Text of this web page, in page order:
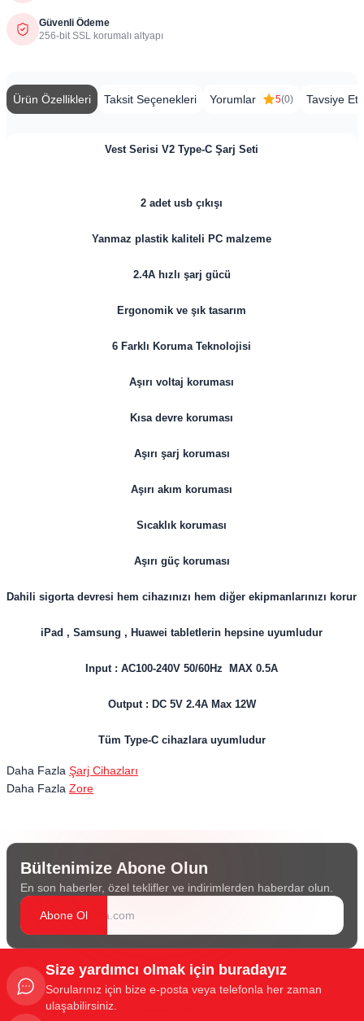
Güvenli Ödeme
256-bit SSL korumalı altyapı
Ürün Özellikleri Taksit Seçenekleri Yorumlar 5(0) Tavsiye Et
Vest Serisi V2 Type-C Şarj Seti
2 adet usb çıkışı
Yanmaz plastik kaliteli PC malzeme
2.4A hızlı şarj gücü
Ergonomik ve şık tasarım
6 Farklı Koruma Teknolojisi
Aşırı voltaj koruması
Kısa devre koruması
Aşırı şarj koruması
Aşırı akım koruması
Sıcaklık koruması
Aşırı güç koruması
Dahili sigorta devresi hem cihazınızı hem diğer ekipmanlarınızı korur
iPad , Samsung , Huawei tabletlerin hepsine uyumludur
Input : AC100-240V 50/60Hz MAX 0.5A
Output : DC 5V 2.4A Max 12W
Tüm Type-C cihazlara uyumludur
Daha Fazla Şarj Cihazları
Daha Fazla Zore
Bültenimize Abone Olun
En son haberler, özel teklifler ve indirimlerden haberdar olun.
Abone Ol
Size yardımcı olmak için buradayız
Sorularınız için bize e-posta veya telefonla her zaman
ulaşabilirsiniz.